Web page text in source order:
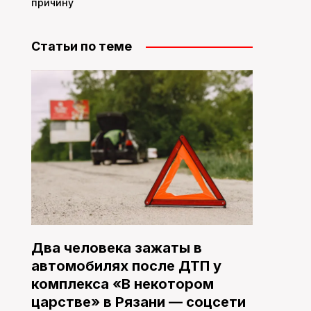
Статьи по теме
Два человека зажаты в
автомобилях после ДТП у
комплекса «В некотором
царстве» в Рязани — соцсети